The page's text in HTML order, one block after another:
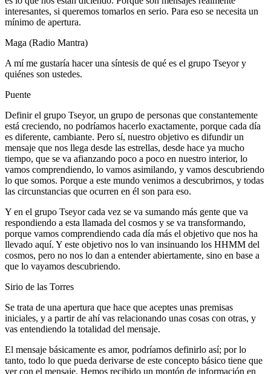
interesantes, si queremos tomarlos en serio. Para eso se necesita un
mínimo de apertura.
Maga (Radio Mantra)
A mí me gustaría hacer una síntesis de qué es el grupo Tseyor y
quiénes son ustedes.
Puente
Definir el grupo Tseyor, un grupo de personas que constantemente
está creciendo, no podríamos hacerlo exactamente, porque cada día
es diferente, cambiante. Pero sí, nuestro objetivo es difundir un
mensaje que nos llega desde las estrellas, desde hace ya mucho
tiempo, que se va afianzando poco a poco en nuestro interior, lo
vamos comprendiendo, lo vamos asimilando, y vamos descubriendo
lo que somos. Porque a este mundo venimos a descubrirnos, y todas
las circunstancias que ocurren en él son para eso.
Y en el grupo Tseyor cada vez se va sumando más gente que va
respondiendo a esta llamada del cosmos y se va transformando,
porque vamos comprendiendo cada día más el objetivo que nos ha
llevado aquí. Y este objetivo nos lo van insinuando los HHMM del
cosmos, pero no nos lo dan a entender abiertamente, sino en base a
que lo vayamos descubriendo.
Sirio de las Torres
Se trata de una apertura que hace que aceptes unas premisas
iniciales, y a partir de ahí vas relacionando unas cosas con otras, y
vas entendiendo la totalidad del mensaje.
El mensaje básicamente es amor, podríamos definirlo así; por lo
tanto, todo lo que pueda derivarse de este concepto básico tiene que
ver con el mensaje. Hemos recibido un montón de información en